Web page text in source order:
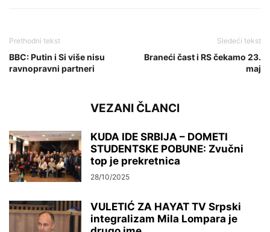
Prethodni tekst
BBC: Putin i Si više nisu
ravnopravni partneri
Sledeći tekst
Braneći čast i RS čekamo 23.
maj
VEZANI ČLANCI
KUDA IDE SRBIJA – DOMETI
STUDENTSKE POBUNE: Zvučni
top je prekretnica
28/10/2025
VULETIĆ ZA HAYAT TV Srpski
integralizam Mila Lompara je